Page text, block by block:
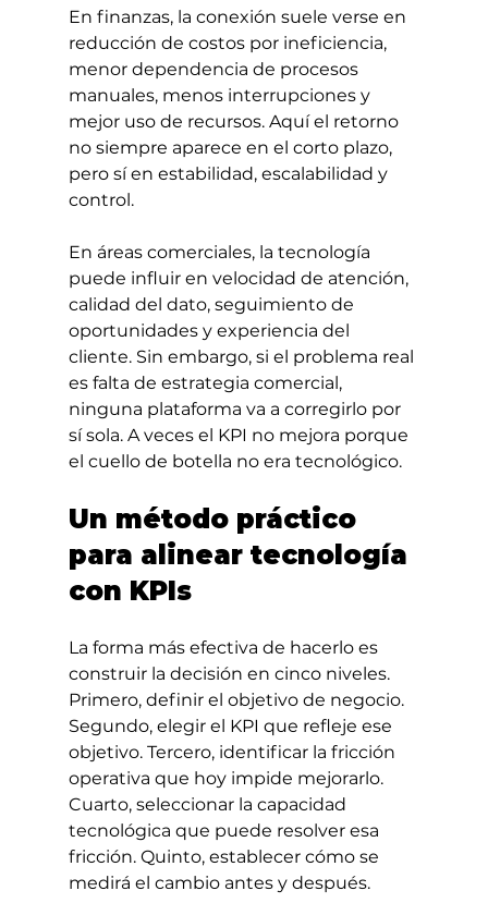
En finanzas, la conexión suele verse en
reducción de costos por ineficiencia,
menor dependencia de procesos
manuales, menos interrupciones y
mejor uso de recursos. Aquí el retorno
no siempre aparece en el corto plazo,
pero sí en estabilidad, escalabilidad y
control.
En áreas comerciales, la tecnología
puede influir en velocidad de atención,
calidad del dato, seguimiento de
oportunidades y experiencia del
cliente. Sin embargo, si el problema real
es falta de estrategia comercial,
ninguna plataforma va a corregirlo por
sí sola. A veces el KPI no mejora porque
el cuello de botella no era tecnológico.
Un método práctico
para alinear tecnología
con KPIs
La forma más efectiva de hacerlo es
construir la decisión en cinco niveles.
Primero, definir el objetivo de negocio.
Segundo, elegir el KPI que refleje ese
objetivo. Tercero, identificar la fricción
operativa que hoy impide mejorarlo.
Cuarto, seleccionar la capacidad
tecnológica que puede resolver esa
fricción. Quinto, establecer cómo se
medirá el cambio antes y después.